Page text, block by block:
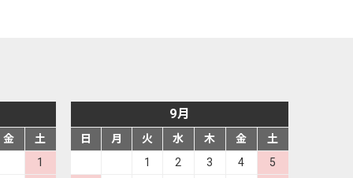
金
土
1
9月
日 月 火 水 木 金
土
1
2 3 4
5